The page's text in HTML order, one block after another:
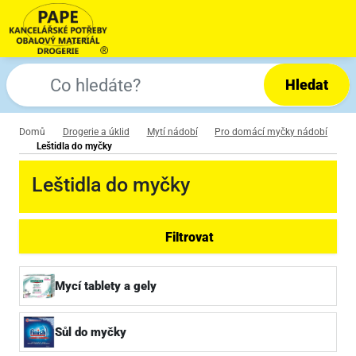
Hledat
Domů Drogerie a úklid Mytí nádobí
Pro domácí myčky nádobí
Leštidla do myčky
Leštidla do myčky
Filtrovat
Mycí tablety a gely
Sůl do myčky